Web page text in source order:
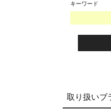
キーワード
取り扱いブ